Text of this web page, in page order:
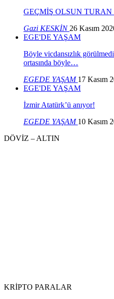
GEÇMİŞ OLSUN
Gazi KESKİN 26 Kasım
EGE'DE YAŞAM
Böyle vicdansızlık
ortasında böyle…
EGEDE YAŞAM 17 Kasım
EGE'DE YAŞAM
İzmir Atatürk’ü anıyor!
EGEDE YAŞAM 10 Kasım
DÖVİZ – ALTIN
KRİPTO PARALAR